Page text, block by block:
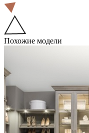
Похожие модели